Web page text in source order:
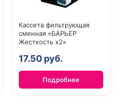
Кассета фильтрующая
сменная «БАРЬЕР
Жесткость х2»
17.50 руб.
Подробнее